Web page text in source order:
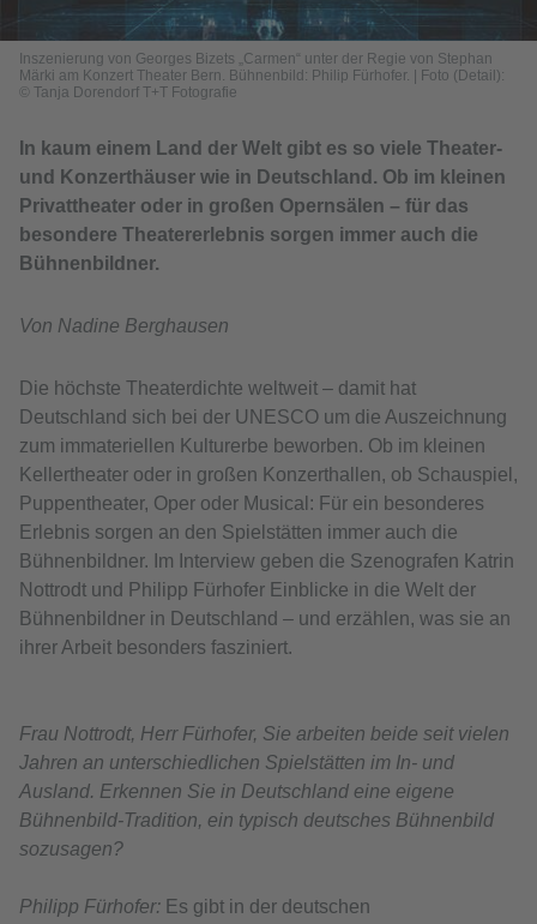
Inszenierung von Georges Bizets „Carmen“ unter der Regie von Stephan
Märki am Konzert Theater Bern. Bühnenbild: Philip Fürhofer.
Foto (Detail):
© Tanja Dorendorf T+T Fotografie
In kaum einem Land der Welt gibt es so viele Theater-
und Konzerthäuser wie in Deutschland. Ob im kleinen
Privattheater oder in großen Opernsälen – für das
besondere Theatererlebnis sorgen immer auch die
Bühnenbildner.
Von Nadine Berghausen
Die höchste Theaterdichte weltweit – damit hat
Deutschland sich bei der UNESCO um die Auszeichnung
zum immateriellen Kulturerbe beworben. Ob im kleinen
Kellertheater oder in großen Konzerthallen, ob Schauspiel,
Puppentheater, Oper oder Musical: Für ein besonderes
Erlebnis sorgen an den Spielstätten immer auch die
Bühnenbildner. Im Interview geben die Szenografen Katrin
Nottrodt und Philipp Fürhofer Einblicke in die Welt der
Bühnenbildner in Deutschland – und erzählen, was sie an
ihrer Arbeit besonders fasziniert.
Frau Nottrodt, Herr Fürhofer, Sie arbeiten beide seit vielen
Jahren an unterschiedlichen Spielstätten im In- und
Ausland. Erkennen Sie in Deutschland eine eigene
Bühnenbild-Tradition, ein typisch deutsches Bühnenbild
sozusagen?
Philipp Fürhofer: Es gibt in der deutschen